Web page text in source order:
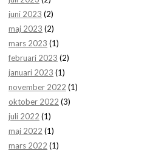
juni 2023 (2)
maj 2023 (2)
mars 2023 (1)
februari 2023 (2)
januari 2023 (1)
november 2022 (1)
oktober 2022 (3)
juli 2022 (1)
maj 2022 (1)
mars 2022 (1)